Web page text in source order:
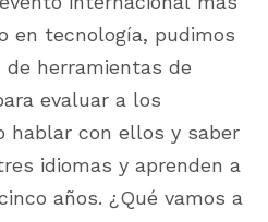
en tecnología, pudimos
herramientas de
evaluar a los
hablar con ellos y saber
idiomas y aprenden a
años. ¿Qué vamos a